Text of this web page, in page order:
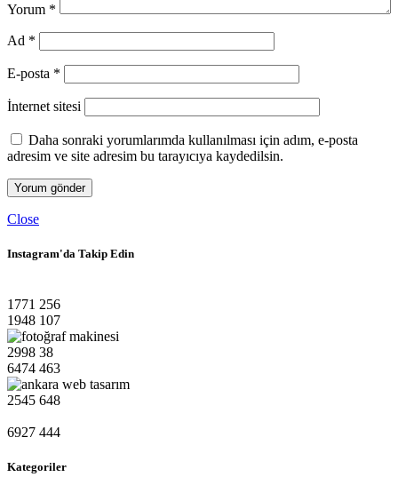
Yorum *
Ad *
E-posta *
İnternet sitesi
Daha sonraki yorumlarımda kullanılması için adım, e-posta
adresim ve site adresim bu tarayıcıya kaydedilsin.
Close
Instagram'da Takip Edin
1771 256
1948 107
2998 38
6474 463
2545 648
6927 444
Kategoriler